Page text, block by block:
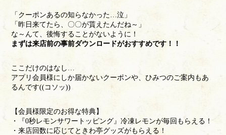
「クーポンあるの知らなかった…泣」
「昨日来てたら、〇〇が貰えたんだね～」
な～んて、後悔することがないように！
まずは来店前の事前ダウンロードがおすすめです！！
ここだけのはなし…
アプリ会員様にしか届かないクーポンや、ひみつのご案内もあ
るんです((コソッ))
【会員様限定のお得な特典】
・『0秒レモンサワートッピング』冷凍レモンが毎回もらえる！
・来店回数に応じてときわ亭グッズがもらえる！